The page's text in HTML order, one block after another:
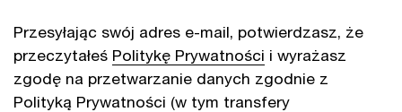
Przesyłając swój adres e-mail, potwierdzasz, że
przeczytałeś Politykę Prywatności i wyrażasz
zgodę na przetwarzanie danych zgodnie z
Polityką Prywatności (w tym transfery